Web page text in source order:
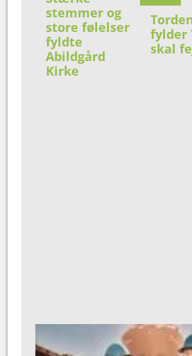
stemmer og
store følelser
fyldte
Abildgård
Kirke
fylder
skal